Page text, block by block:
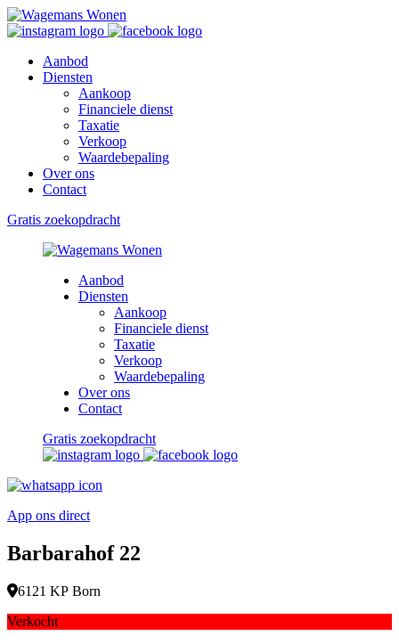
Aanbod
Diensten
Aankoop
Financiele dienst
Taxatie
Verkoop
Waardebepaling
Over ons
Contact
Gratis zoekopdracht
Aanbod
Diensten
Aankoop
Financiele dienst
Taxatie
Verkoop
Waardebepaling
Over ons
Contact
Gratis zoekopdracht
App ons direct
Barbarahof 22
6121 KP Born
Verkocht